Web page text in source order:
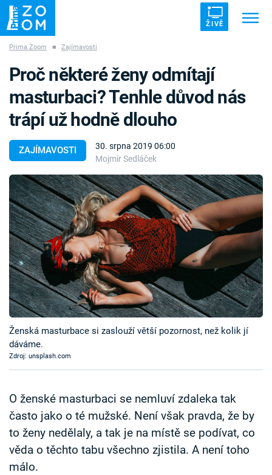
ŽIVĚ
ZÁHADY VETŘELCI DÁVNOVĚKU
Témata
Přihlášení
Sledujte nás
Prima Zoom ■ Zajímavosti
ZAJÍMAVOSTI
30. srpna 2019 06:00
Mojmír Sedláček
Proč některé ženy odmítají
masturbaci? Tenhle důvod nás
trápí už hodně dlouho
Ženská masturbace si zaslouží větší pozornost, než kolik jí
dáváme.
Zdroj: unsplash.com
O ženské masturbaci se nemluví zdaleka tak
často jako o té mužské. Není však pravda, že by
to ženy nedělaly, a tak je na místě se podívat, co
věda o těchto tabu všechno zjistila. A není toho
málo.